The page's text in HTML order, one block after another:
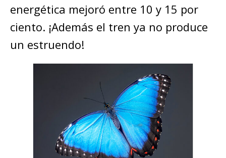
energética mejoró entre 10 y 15 por
ciento. ¡Además el tren ya no produce
un estruendo!